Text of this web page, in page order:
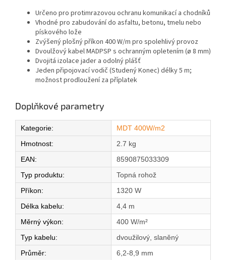
Určeno pro protimrazovou ochranu komunikací a chodníků
Vhodné pro zabudování do asfaltu, betonu, tmelu nebo
pískového lože
Zvýšený plošný příkon 400 W/m pro spolehlivý provoz
Dvoulžový kabel MADPSP s ochranným opletením (ø 8 mm)
Dvojitá izolace jader a odolný plášť
Jeden připojovací vodič (Studený Konec) délky 5 m;
možnost prodloužení za příplatek
Doplňkové parametry
Kategorie:
MDT 400W/m2
Hmotnost:
2.7 kg
EAN:
8590875033309
Typ produktu:
Topná rohož
Příkon:
1320 W
Délka kabelu:
4,4 m
Měrný výkon:
400 W/m²
Typ kabelu:
dvoužilový, slaněný
Průměr:
6,2-8,9 mm